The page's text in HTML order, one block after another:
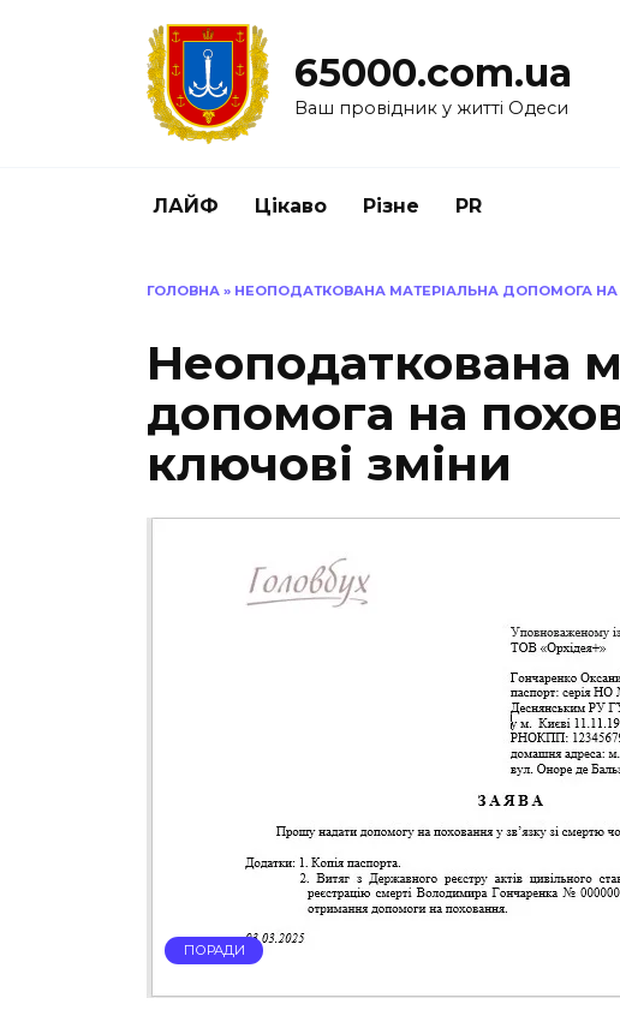
65000.com.ua
Ваш провідник у житті Одеси
ЛАЙФ Цікаво Різне PR
ГОЛОВНА » НЕОПОДАТКОВАНА МАТЕРІАЛЬНА ДОПОМОГА НА
Неоподаткована
допомога на
ключові зміни
ПОРАДИ